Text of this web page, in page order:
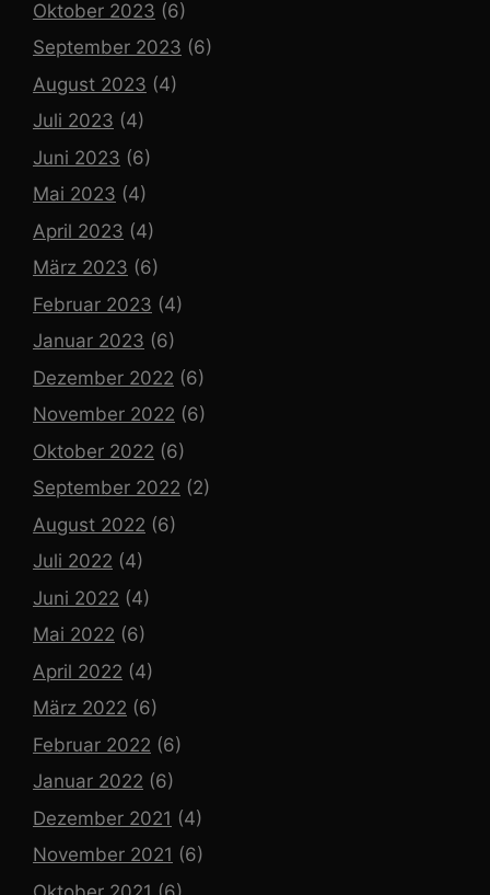
Oktober 2023 (6)
September 2023 (6)
August 2023 (4)
Juli 2023 (4)
Juni 2023 (6)
Mai 2023 (4)
April 2023 (4)
März 2023 (6)
Februar 2023 (4)
Januar 2023 (6)
Dezember 2022 (6)
November 2022 (6)
Oktober 2022 (6)
September 2022 (2)
August 2022 (6)
Juli 2022 (4)
Juni 2022 (4)
Mai 2022 (6)
April 2022 (4)
März 2022 (6)
Februar 2022 (6)
Januar 2022 (6)
Dezember 2021 (4)
November 2021 (6)